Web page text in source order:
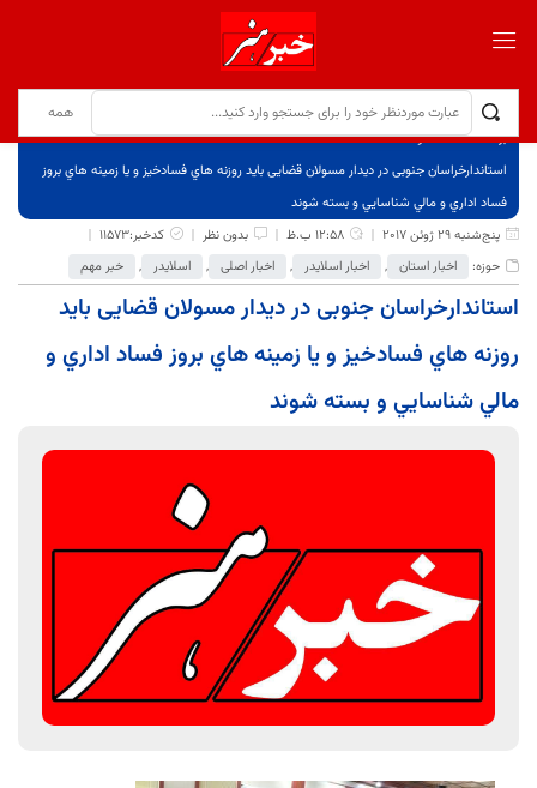
برگ نخست
نوشته‌ها
استاندارخراسان جنوبی در دیدار مسولان قضایی بايد روزنه هاي فسادخيز و يا زمينه هاي بروز
فساد اداري و مالي شناسايي و بسته شوند
پنج‌شنبه 29 ژوئن 2017
12:58 ب.ظ بدون نظر
کدخبر:11573
حوزه:
اخبار استان , اخبار اسلایدر , اخبار اصلی , اسلایدر , خبر مهم
استاندارخراسان جنوبی در دیدار مسولان قضایی بايد
روزنه هاي فسادخيز و يا زمينه هاي بروز فساد اداري و
مالي شناسايي و بسته شوند